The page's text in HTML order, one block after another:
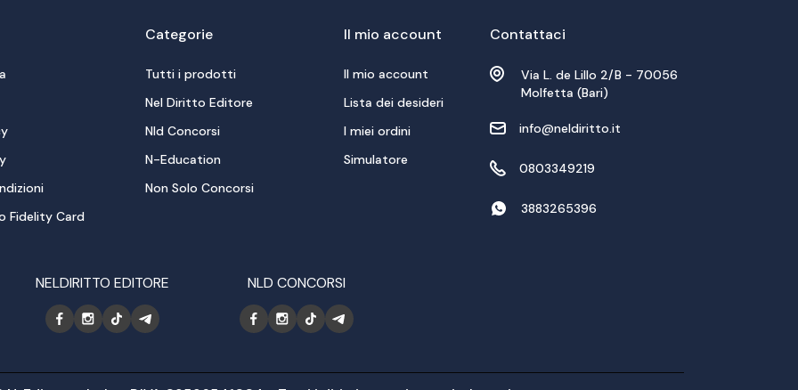
Fidelity Card
Categorie
Tutti i prodotti
Nel Diritto Editore
Nld Concorsi
N-Education
Non Solo Concorsi
Il mio account
Il mio account
Lista dei desideri
I miei ordini
Simulatore
Contattaci
Via L. de Lillo 2/B - 70056
Molfetta (Bari)
info@neldiritto.it
0803349219
3883265396
NELDIRITTO EDITORE NLD CONCORSI